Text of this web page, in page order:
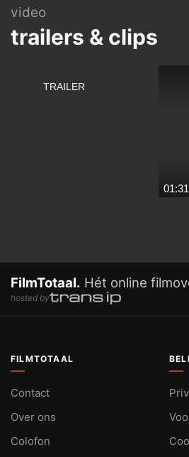
video
trailers & clips
01:31
TRAILER
FilmTotaal. Hét online
hosted by
FILMTOTAAL
Contact
Over ons
Colofon